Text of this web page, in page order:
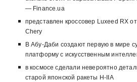
— Finance.ua
представлен кроссовер Luxeed RX
Chery
В Абу-Даби создают первую в мире
платформу с искусственным
в космосе сделали невероятно
старой японской ракеты H-IIA